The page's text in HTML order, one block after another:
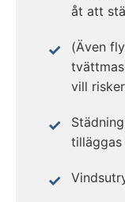
åt att
(Även
vill